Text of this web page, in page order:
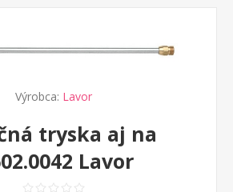
Výrobca: Lavor
tryska aj na
Lavor